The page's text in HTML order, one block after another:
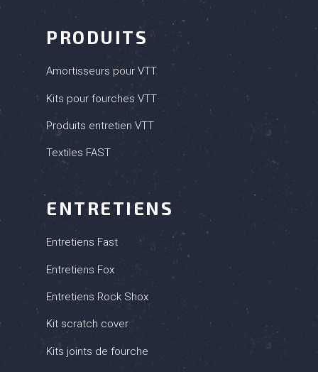
PRODUITS
Amortisseurs pour VTT
Kits pour fourches VTT
Produits entretien VTT
Textiles FAST
ENTRETIENS
Entretiens Fast
Entretiens Fox
Entretiens Rock Shox
Kit scratch cover
Kits joints de fourche